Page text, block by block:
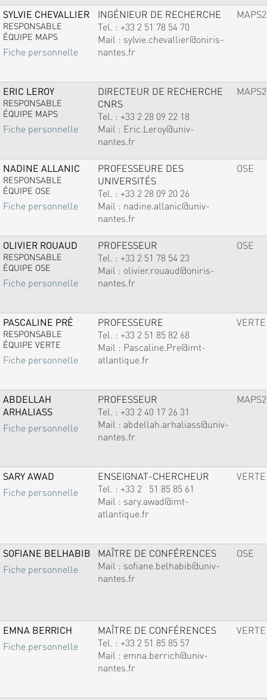
SYLVIE CHEVALLIER
RESPONSABLE
ÉQUIPE MAPS
Fiche personnelle
INGÉNIEUR DE RECHERCHE
Tel. : +33 2 51 78 54 70
Mail : sylvie.chevallier@oniris-
nantes.fr
MAPS2
ERIC LEROY
RESPONSABLE
ÉQUIPE MAPS
Fiche personnelle
DIRECTEUR DE RECHERCHE
CNRS
Tel. : +33 2 28 09 22 18
Mail : Eric.Leroy@univ-
nantes.fr
MAPS2
NADINE ALLANIC
RESPONSABLE
ÉQUIPE OSE
Fiche personnelle
PROFESSEURE DES
UNIVERSITÉS
Tel. : +33 2 28 09 20 26
Mail : nadine.allanic@univ-
nantes.fr
OSE
OLIVIER ROUAUD
RESPONSABLE
ÉQUIPE OSE
Fiche personnelle
PROFESSEUR
Tel. : +33 2 51 78 54 23
Mail : olivier.rouaud@oniris-
nantes.fr
OSE
PASCALINE PRÉ
RESPONSABLE
ÉQUIPE VERTE
Fiche personnelle
PROFESSEURE
Tel. : +33 2 51 85 82 68
Mail : Pascaline.Pre@imt-
atlantique.fr
VERTE
ABDELLAH
ARHALIASS
Fiche personnelle
PROFESSEUR
Tel. : +33 2 40 17 26 31
Mail : abdellah.arhaliass@univ-
nantes.fr
MAPS2
SARY AWAD
Fiche personnelle
ENSEIGNAT-CHERCHEUR
Tel. : +33 2 51 85 85 61
Mail : sary.awad@imt-
atlantique.fr
VERTE
SOFIANE BELHABIB
Fiche personnelle
MAÎTRE DE CONFÉRENCES
Mail : sofiane.belhabib@univ-
nantes.fr
OSE
EMNA BERRICH
Fiche personnelle
MAÎTRE DE CONFÉRENCES
Tel. : +33 2 51 85 85 57
Mail : emna.berrich@univ-
nantes.fr
VERTE